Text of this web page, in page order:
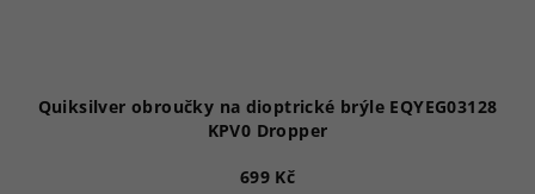
Quiksilver obroučky na dioptrické brýle EQYEG03128
KPV0 Dropper
699 Kč